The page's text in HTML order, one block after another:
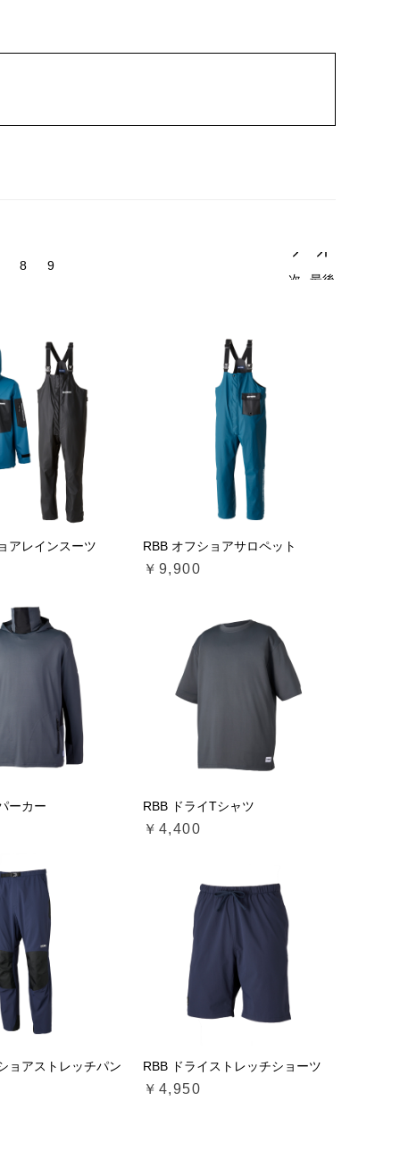
8
9
次
最後
アレインスーツ RBB オフショアサロペット
￥9,900
ーカー RBB ドライTシャツ
￥4,400
ョアストレッチパン
RBB ドライストレッチショーツ
￥4,950